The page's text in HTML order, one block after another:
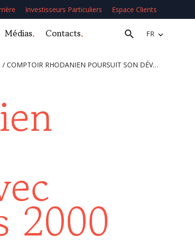
Investisseurs Particuliers Espace Clients
Médias Contacts FR
/ COMPTOIR RHODANIEN POURSUIT SON DÉVELOPPEMENT AVEC L’ACQUISITION DE FRUITS 2000
2000